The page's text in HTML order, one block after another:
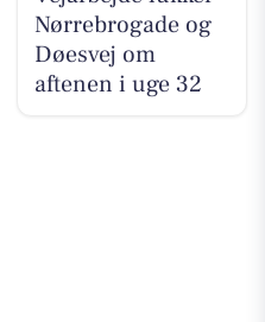
Nørrebrogade og
Døesvej om
aftenen i uge 32